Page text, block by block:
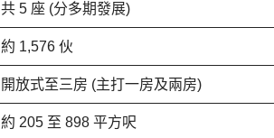
共 5 座 (分多期發展)
約 1,576 伙
開放式至三房 (主打一房及兩房)
約 205 至 898 平方呎